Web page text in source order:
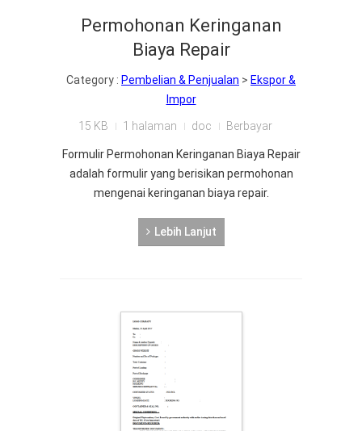
Permohonan Keringanan
Biaya Repair
Category : Pembelian & Penjualan > Ekspor &
Impor
15 KB 1 halaman doc Berbayar
Formulir Permohonan Keringanan Biaya Repair
adalah formulir yang berisikan permohonan
mengenai keringanan biaya repair.
Lebih Lanjut